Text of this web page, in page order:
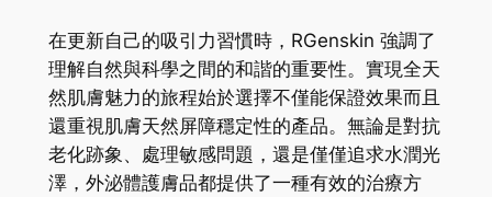
在更新自己的吸引力習慣時，RGenskin 強調了
理解自然與科學之間的和諧的重要性。實現全天
然肌膚魅力的旅程始於選擇不僅能保證效果而且
還重視肌膚天然屏障穩定性的產品。無論是對抗
老化跡象、處理敏感問題，還是僅僅追求水潤光
澤，外泌體護膚品都提供了一種有效的治療方